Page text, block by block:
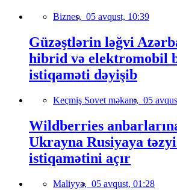
Biznes, 05 avqust, 10:39
Güzəştlərin ləğvi
hibrid və elektromobil
istiqaməti dəyişib
Keçmiş Sovet məkanı, 05
Wildberries
Ukrayna Rusiyaya
istiqamətini açır
Maliyyə, 05 avqust, 01:28